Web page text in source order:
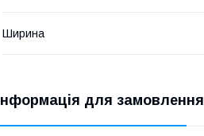
Ширина
Інформація для замовлення